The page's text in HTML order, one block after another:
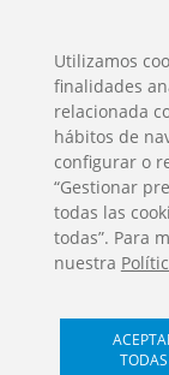
/
Utilizamos
finalidades
relacionada
hábitos de
configurar o
“Gestionar
todas las
todas”. Para
nuestra
TODAS